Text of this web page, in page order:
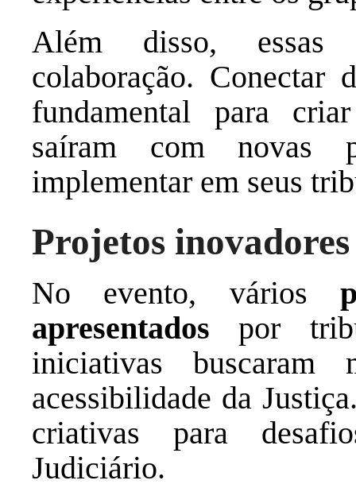
Além disso, essas
colaboração. Conectar
fundamental para
saíram com novas
implementar em seus
Projetos
No evento, vários
apresentados por
iniciativas
acessibilidade da
criativas para
Judiciário.